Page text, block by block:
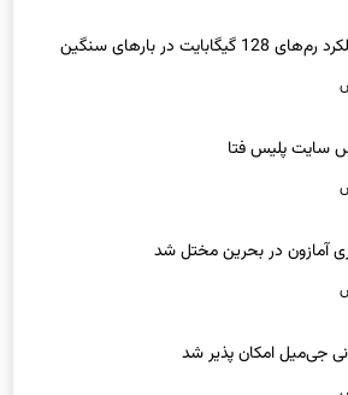
در بارهای سنگین
سایت پلیس فتا
آمازون در بحرین مختل شد
جی‌میل امکان پذیر شد